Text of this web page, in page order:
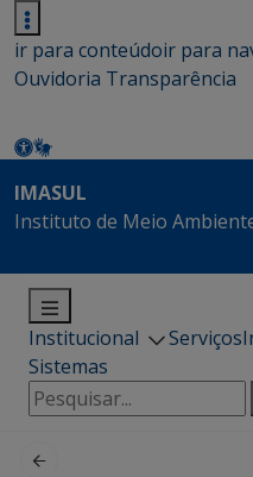
ir para conteúdoir para
Ouvidoria Transparência
IMASUL
Instituto de Meio
Institucional Serviços
Sistemas
Pesquisar
por: